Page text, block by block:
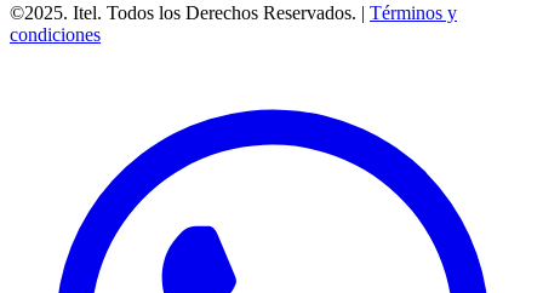
©2025. Itel. Todos los Derechos Reservados. | Términos y
condiciones